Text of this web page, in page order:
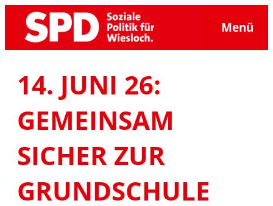
Zum
Inhalt
springen
Menü
14. JUNI 26:
GEMEINSAM
SICHER ZUR
GRUNDSCHULE